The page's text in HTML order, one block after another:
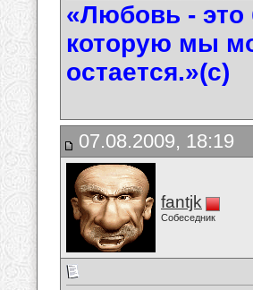
«Любовь - это
которую мы
остается.»(с)
07.08.2009, 18:19
fantjk
Собеседник